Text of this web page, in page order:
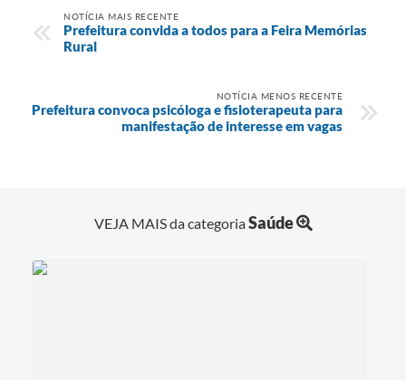
NOTÍCIA MAIS RECENTE
Prefeitura convida a todos para a Feira Memórias
Rural
NOTÍCIA MENOS RECENTE
Prefeitura convoca psicóloga e fisioterapeuta para
manifestação de interesse em vagas
VEJA MAIS da categoriaSaúde